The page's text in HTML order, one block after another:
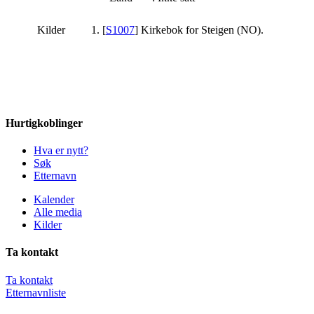
Kilder [S1007] Kirkebok for Steigen (NO).
Hurtigkoblinger
Hva er nytt?
Søk
Etternavn
Kalender
Alle media
Kilder
Ta kontakt
Ta kontakt
Etternavnliste